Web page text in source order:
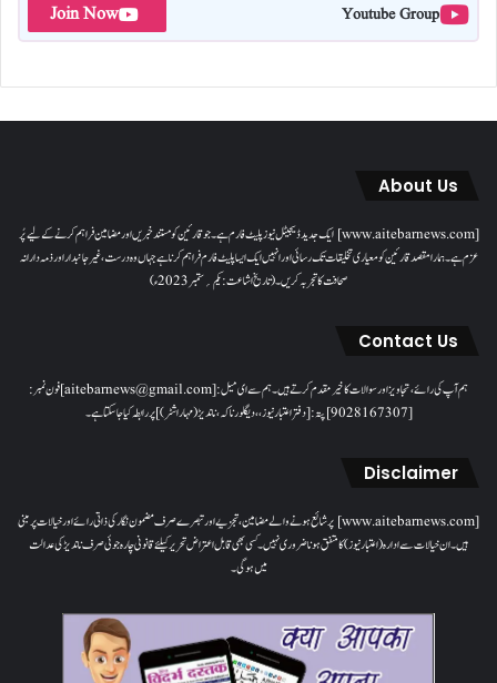
Youtube Group
Join Now
About Us
[www.aitebarnews.com] ایک جدید ڈیجیٹل نیوز پلیٹ فارم ہے۔ جو قارئین کو مستند خبریں اور مضامین فراہم کرنے کے لیے پُر
عزم ہے۔ ہمارا مقصدقارئین کو معیاری تخلیقات تک رسائی اور انہیں ایک ایسا پلیٹ فارم فراہم کرنا ہے جہاں وہ درست، غیر جانبدار اور ذمہ دارانہ
صحافت کا تجربہ کریں۔( تاریخ اشاعت : یکم؍ ستمبر 2023ء)
Contact Us
ہم آپ کی رائے، تجاویز اور سوالات کا خیرمقدم کرتے ہیں۔ ہم سےای میل: [aitebarnews@gmail.com]فون نمبر:
[9028167307]پتہ: [دفتر اعتبار نیوز، ، دیگلور ناکہ، ناندیڑ(مہاراشٹر) ] پر رابطہ کیا جاسکتا ہے۔
Disclaimer
[www.aitebarnews.com] پر شائع ہونے والے مضامین، تجزیے اور تبصرے صرف مضمون نگار کی ذاتی رائے اور خیالات پر مبنی
ہیں۔ ان خیالات سے ادارہ (اعتبار نیوز) کا متفق ہونا ضروری نہیں۔ کسی بھی قابل اعتراض تحریر کیلئے قانونی چارہ جوئی صرف ناندیڑ کی عدالت
میں ہوگی۔